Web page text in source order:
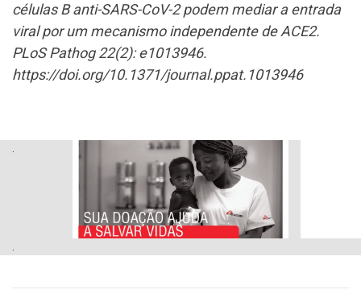
células B anti-SARS-CoV-2 podem mediar a entrada
viral por um mecanismo independente de ACE2.
PLoS Pathog 22(2): e1013946.
https://doi.org/10.1371/journal.ppat.1013946
.